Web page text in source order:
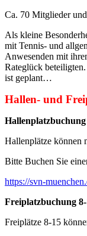
Ca. 70 Mitglieder
Als kleine
mit Tennis- und
Anwesenden mit
Rateglück
ist geplant…
Hallen- und
Hallenplatzbuchung
Hallenplätze können
Bitte Buchen Sie
https://svn-
Freiplatzbuchung
Freiplätze 8-15